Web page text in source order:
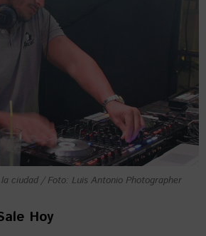
ciudad / Foto: Luis Antonio Photographer
Hoy